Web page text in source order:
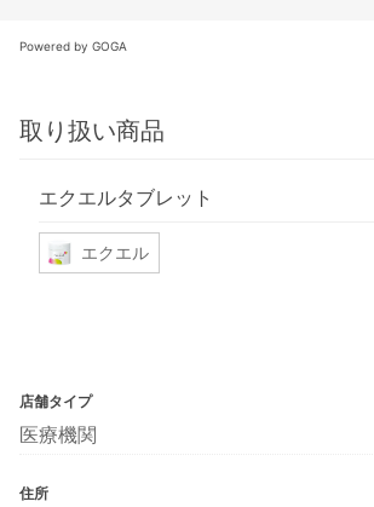
Powered by GOGA
取り扱い商品
エクエルタブレット
エクエル
店舗タイプ
医療機関
住所